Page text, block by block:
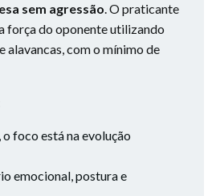
sem agressão. O praticante
força do oponente utilizando
alavancas, com o mínimo de
foco está na evolução
emocional, postura e